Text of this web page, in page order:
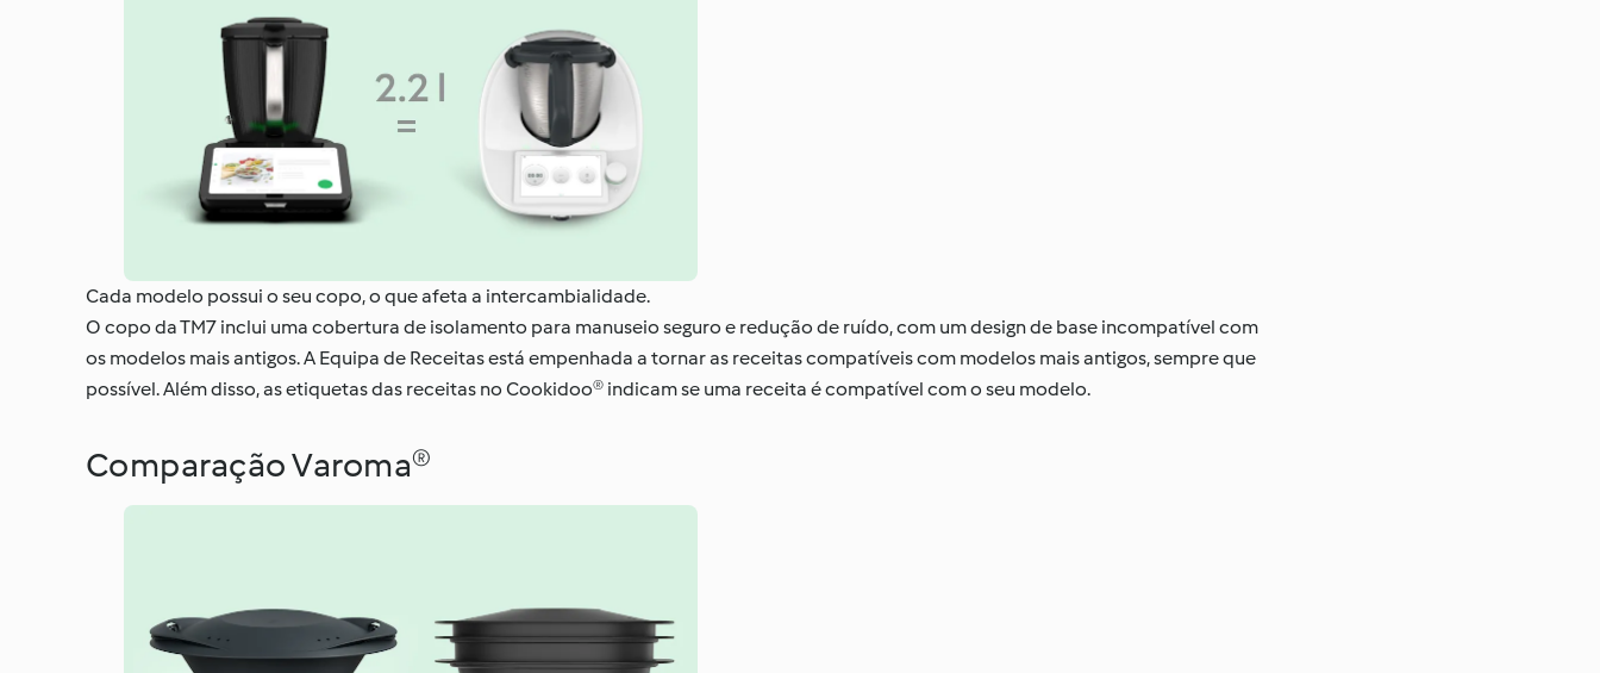
Cada modelo possui o seu copo, o que afeta a intercambialidade.
O copo da TM7 inclui uma cobertura de isolamento para manuseio seguro e redução de ruído, com um design de base incompatível com
os modelos mais antigos. A Equipa de Receitas está empenhada a tornar as receitas compatíveis com modelos mais antigos, sempre que
possível. Além disso, as etiquetas das receitas no Cookidoo® indicam se uma receita é compatível com o seu modelo.
Comparação Varoma®